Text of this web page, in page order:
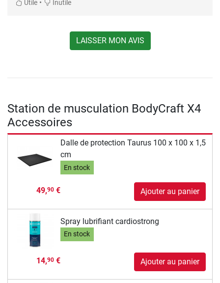
Utile • Inutile
LAISSER MON AVIS
Station de musculation BodyCraft X4
Accessoires
Dalle de protection Taurus 100 x 100 x 1,5
cm
En stock
49,90€ Ajouter au panier
Spray lubrifiant cardiostrong
En stock
14,90€ Ajouter au panier